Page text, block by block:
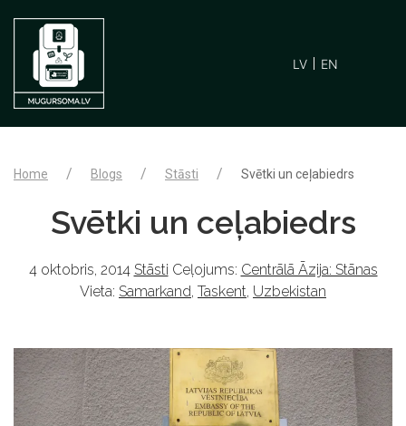
LV EN
Home Blogs Stāsti Svētki un ceļabiedrs
Svētki un ceļabiedrs
4 oktobris, 2014 Stāsti Ceļojums: Centrālā Āzija: Stānas
Vieta: Samarkand, Taskent, Uzbekistan